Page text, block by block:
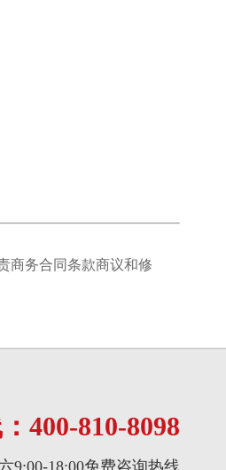
商务合同条款商议和修
400-810-8098
9:00-18:00免费咨询热线